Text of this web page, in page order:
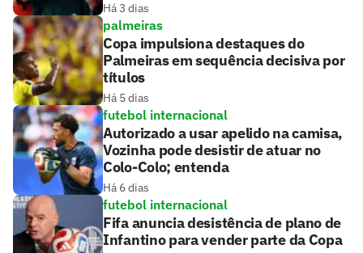
Há 3 dias
palmeiras
Copa impulsiona destaques do
Palmeiras em sequência decisiva por
títulos
Há 5 dias
futebol internacional
Autorizado a usar apelido na camisa,
Vozinha pode desistir de atuar no
Colo-Colo; entenda
Há 6 dias
futebol internacional
Fifa anuncia desistência de plano de
Infantino para vender parte da Copa